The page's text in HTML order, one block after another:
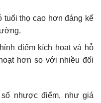
tuổi thọ cao hơn đáng kể
điểm kích hoạt và hỗ
hơn so với nhiều đối
nhược điểm, như giá